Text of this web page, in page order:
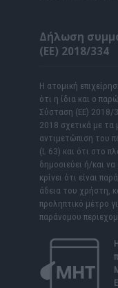
Δήλωση
(ΕΕ) 2018/334
Η ατομική
ότι η ίδια και ο
Σύσταση (ΕΕ) 2018/
2018 σχετικά με τα
αντιμετώπιση του
(L 63) και ότι στο
δημοσιεύει ή/και
κρίνει ότι είναι
άδεια του χρήστη,
προληπτικό μέτρο
παράνομου